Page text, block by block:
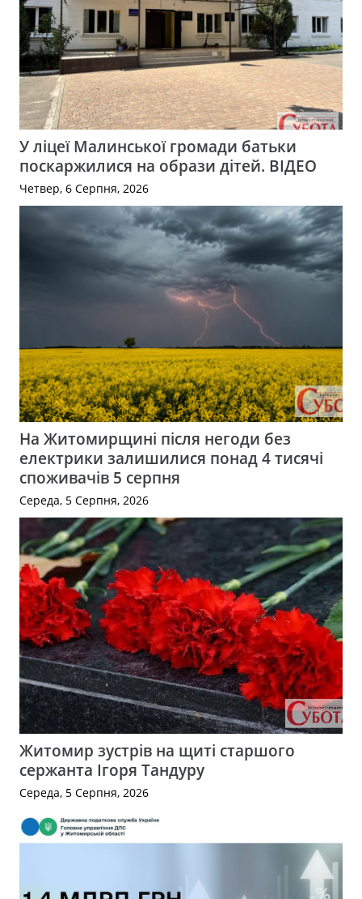
У ліцеї Малинської громади батьки
поскаржилися на образи дітей. ВІДЕО
Четвер, 6 Серпня, 2026
На Житомирщині після негоди без
електрики залишилися понад 4 тисячі
споживачів 5 серпня
Середа, 5 Серпня, 2026
Житомир зустрів на щиті старшого
сержанта Ігоря Тандуру
Середа, 5 Серпня, 2026